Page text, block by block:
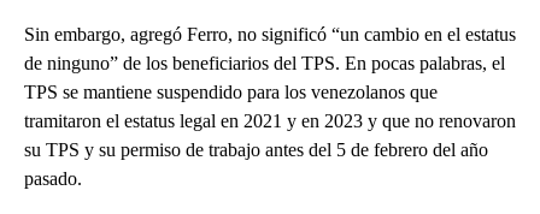
Sin embargo, agregó Ferro, no significó “un cambio en el estatus
de ninguno” de los beneficiarios del TPS. En pocas palabras, el
TPS se mantiene suspendido para los venezolanos que
tramitaron el estatus legal en 2021 y en 2023 y que no renovaron
su TPS y su permiso de trabajo antes del 5 de febrero del año
pasado.